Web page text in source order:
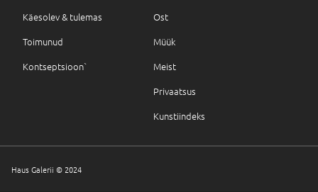
Käesolev & tulemas
Toimunud
Kontseptsioon`
Ost
Müük
Meist
Privaatsus
Kunstiindeks
Haus Galerii © 2024